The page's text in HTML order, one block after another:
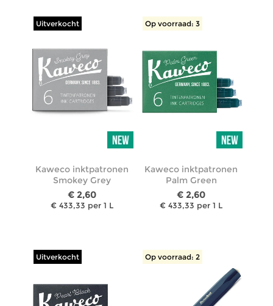
Uitverkocht
Kaweco inktpatronen
Smokey Grey
€ 2,60
€ 433,33 per 1 L
Op voorraad: 3
Kaweco inktpatronen
Palm Green
€ 2,60
€ 433,33 per 1 L
Uitverkocht Op voorraad: 2